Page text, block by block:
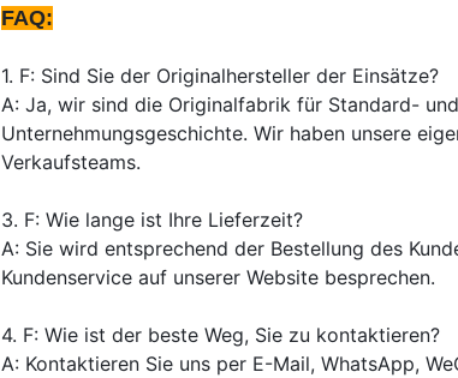
FAQ:
1. F: Sind Sie der Originalhersteller der Einsätze?
A: Ja, wir sind die Originalfabrik für Standard-
Unternehmungsgeschichte. Wir haben unsere
Verkaufsteams.
3. F: Wie lange ist Ihre Lieferzeit?
A: Sie wird entsprechend der Bestellung des
Kundenservice auf unserer Website besprechen.
4. F: Wie ist der beste Weg, Sie zu kontaktieren?
A: Kontaktieren Sie uns per E-Mail, WhatsApp,